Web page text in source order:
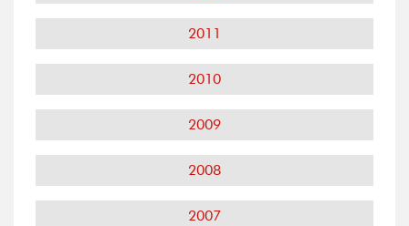
2011
2010
2009
2008
2007